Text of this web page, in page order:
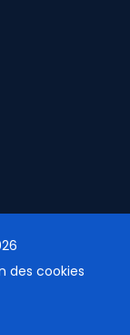
des cookies